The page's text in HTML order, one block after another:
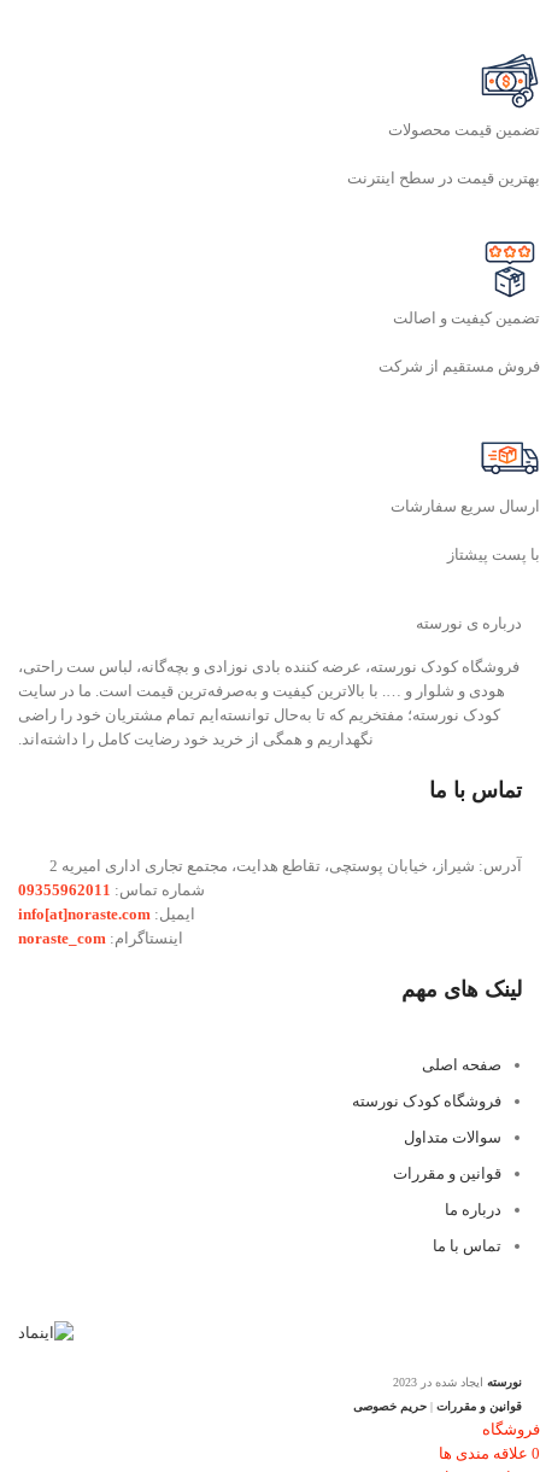
تضمین قیمت محصولات
بهترین قیمت در سطح اینترنت
تضمین کیفیت و اصالت
فروش مستقیم از شرکت
ارسال سریع سفارشات
با پست پیشتاز
درباره ی نورسته
فروشگاه کودک نورسته، عرضه کننده بادی نوزادی و بچه‌گانه، لباس ست راحتی،
هودی و شلوار و …. با بالاترین کیفیت و به‌صرفه‌ترین قیمت است. ما در سایت
کودک نورسته؛ مفتخریم که تا به‌حال توانسته‌ایم تمام مشتریان خود را راضی
نگهداریم و همگی از خرید خود رضایت کامل را داشته‌اند.
تماس با ما
آدرس: شیراز، خیابان پوستچی، تقاطع هدایت، مجتمع تجاری اداری امیریه 2
شماره تماس: 09355962011
ایمیل: info[at]noraste.com
اینستاگرام: noraste_com
لینک های مهم
صفحه اصلی
فروشگاه کودک نورسته
سوالات متداول
قوانین و مقررات
درباره ما
تماس با ما
نورسته ایجاد شده در 2023
قوانین و مقررات | حریم خصوصی
فروشگاه
0 علاقه مندی ها